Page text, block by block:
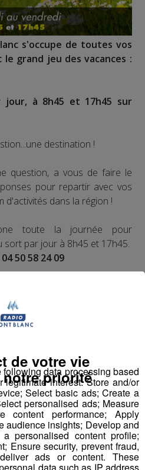
s'occupe de toutes vos
grand jeu des vacances :
jour, à 8h45 et 17h45 sur
destination !
question, a vous de faire le
pour repartir avec vos
d'activités dans la région !
toute la journée pour
sort par jour à 8h45 et 17h45.
50 58 24 09
choix pour
data processing based
interest: Store and/or
Select basic ads; Create a
personalised ads; Measure
content performance; Apply
audience insights; Develop and
personalised content profile;
Ensure security, prevent fraud,
ads or content. These
data such as IP address
de votre vie
notre priorité